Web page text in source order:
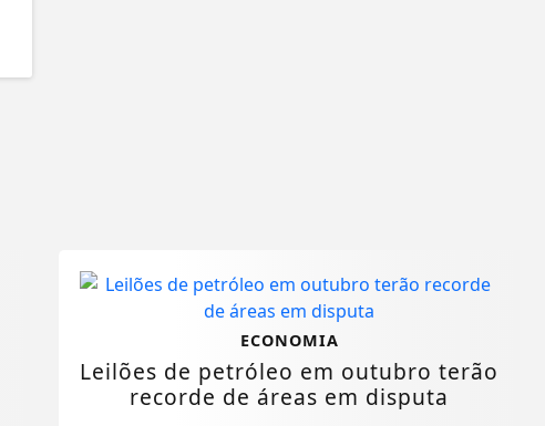
ECONOMIA
Leilões de petróleo em outubro terão
recorde de áreas em disputa